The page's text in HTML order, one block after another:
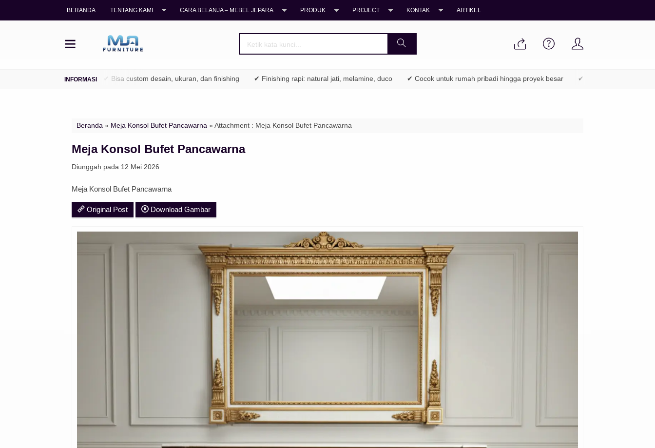
BERANDA TENTANG KAMI CARA BELANJA – MEBEL JEPARA PRODUK PROJECT KONTAK ARTIKEL
(TPK / Perhutani) ✔ Bisa custom desain, ukuran, dan finishing ✔ Finishing rapi: natural jati, melamine, duco ✔ Cocok untuk rumah pribadi hingga proyek besar ✔ Packing aman &
Beranda » Meja Konsol Bufet Pancawarna » Attachment : Meja Konsol Bufet Pancawarna
Meja Konsol Bufet Pancawarna
Diunggah pada 12 Mei 2026
Meja Konsol Bufet Pancawarna
Original Post Download Gambar